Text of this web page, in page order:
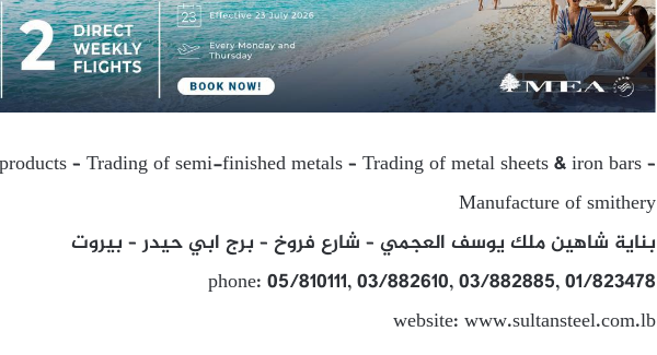
– Trading of semi-finished metals – Trading of metal sheets & iron bars –
Manufacture of smithery
بناية شاهين ملك يوسف العجمي – شارع فروخ – برج ابي حيدر – بيروت
phone: 05/810111, 03/882610, 03/882885, 01/823478
website: www.sultansteel.com.lb